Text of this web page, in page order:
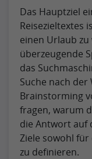
Das Hauptziel
Reisezieltextes
einen Urlaub
überzeugende
das
Suche nach
Brainstorming
fragen, warum
die Antwort auf
Ziele sowohl
zu definieren.